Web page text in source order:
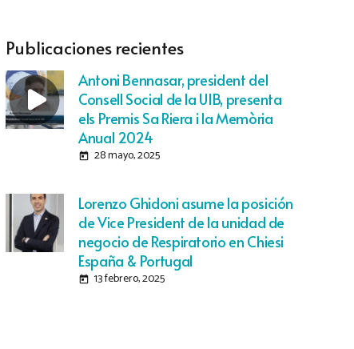
Publicaciones recientes
Antoni Bennasar, president del
Consell Social de la UIB, presenta
els Premis Sa Riera i la Memòria
Anual 2024
today 28 mayo, 2025
Lorenzo Ghidoni asume la posición
de Vice President de la unidad de
negocio de Respiratorio en Chiesi
España & Portugal
today 13 febrero, 2025